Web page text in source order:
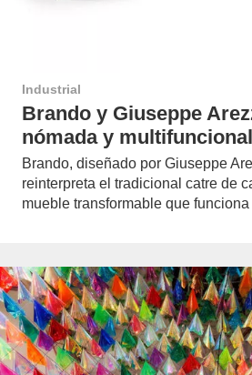
Industrial
Brando y Giuseppe
nómada y multifuncional
Brando, diseñado por Giuseppe
reinterpreta el tradicional catre de
mueble transformable que